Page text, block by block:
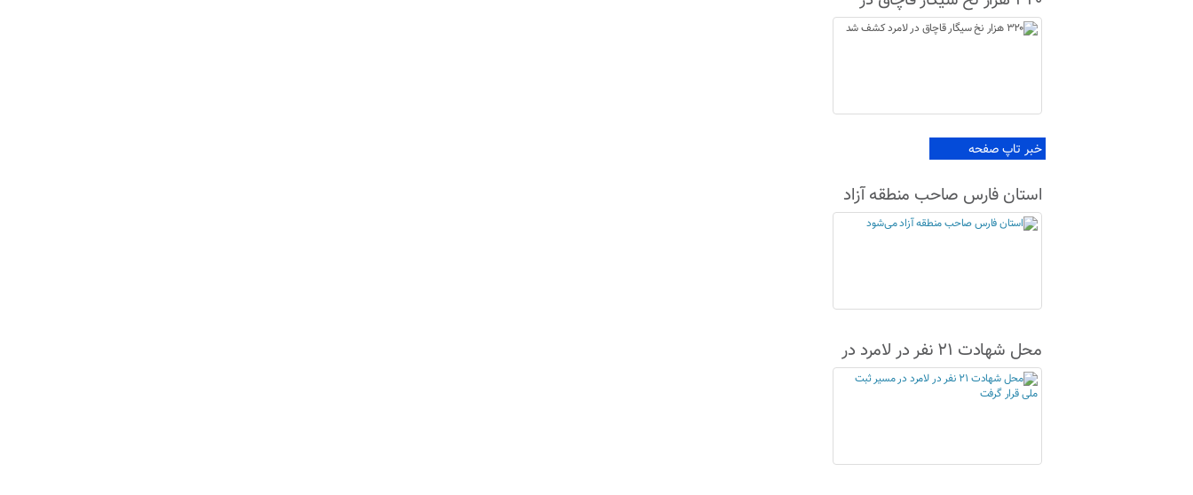
لامرد کشف شد
خبر تاپ صفحه
استان فارس صاحب منطقه آزاد
می‌شود
محل شهادت ۲۱ نفر در لامرد در
مسیر ثبت ملی قرار گرفت